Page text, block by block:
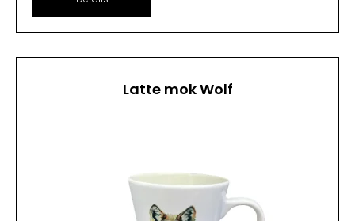
Latte mok Wolf